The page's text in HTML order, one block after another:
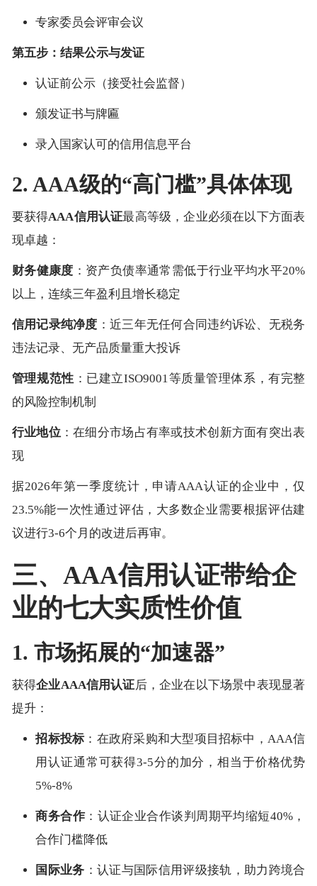
专家委员会评审会议
第五步：结果公示与发证
认证前公示（接受社会监督）
颁发证书与牌匾
录入国家认可的信用信息平台
2. AAA级的“高门槛”具体体现
要获得AAA信用认证最高等级，企业必须在以下方面表
现卓越：
财务健康度 ：资产负债率通常需低于行业平均水平20%
以上，连续三年盈利且增长稳定
信用记录纯净度 ：近三年无任何合同违约诉讼、无税务
违法记录、无产品质量重大投诉
管理规范性 ：已建立ISO9001等质量管理体系，有完整
的风险控制机制
行业地位：在细分市场占有率或技术创新方面有突出表
现
据2026年第一季度统计，申请AAA认证的企业中，仅
23.5%能一次性通过评估，大多数企业需要根据评估建
议进行3-6个月的改进后再审。
三、AAA信用认证带给企
业的七大实质性价值
1. 市场拓展的“加速器”
获得企业AAA信用认证后，企业在以下场景中表现显著
提升：
招标投标：在政府采购和大型项目招标中，AAA信
用认证通常可获得3-5分的加分，相当于价格优势
5%-8%
商务合作：认证企业合作谈判周期平均缩短40%，
合作门槛降低
国际业务 ：认证与国际信用评级接轨，助力跨境合